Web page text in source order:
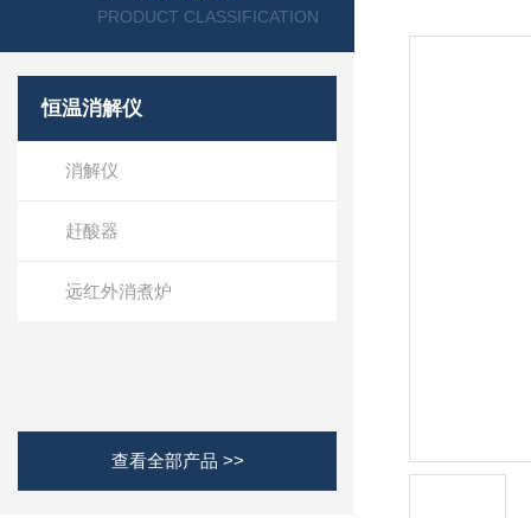
PRODUCT CLASSIFICATION
恒温消解仪
消解仪
赶酸器
远红外消煮炉
查看全部产品 >>